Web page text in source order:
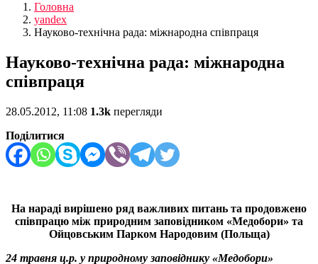
Головна
yandex
Науково-технічна рада: міжнародна співпраця
Науково-технічна рада: міжнародна
співпраця
28.05.2012, 11:08 1.3k перегляди
Поділитися
На нараді вирішено ряд важливих питань та продовжено
співпрацю між природним заповідником «Медобори» та
Ойцовським Парком Народовим (Польща)
24 травня ц.р. у природному заповіднику «Медобори»